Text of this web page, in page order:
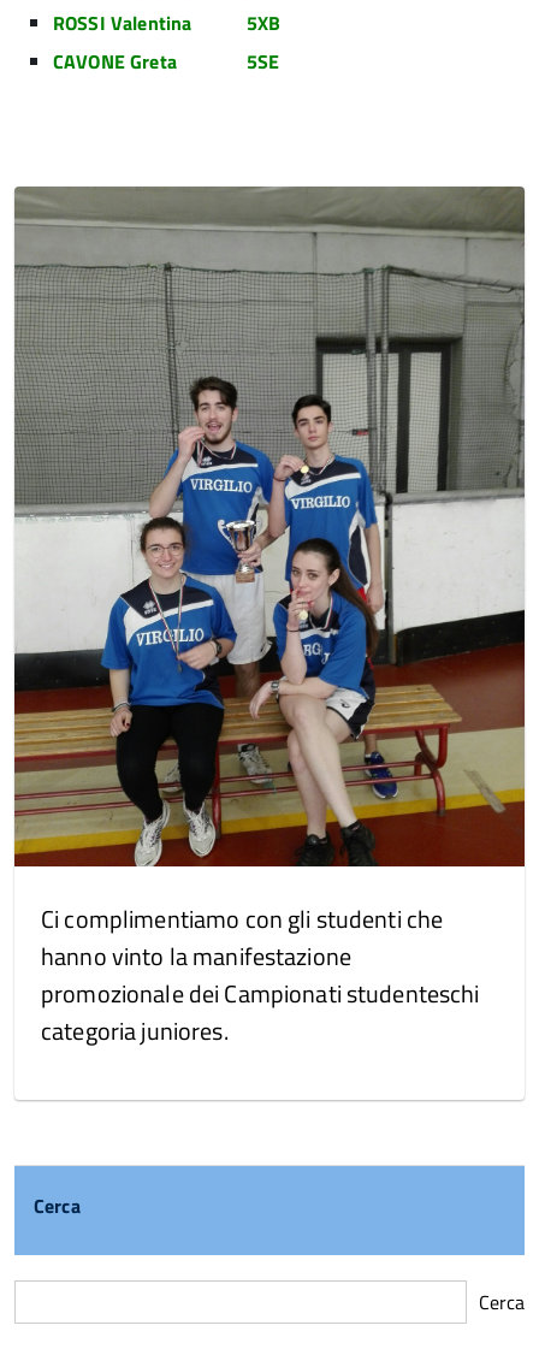
ROSSI Valentina 5XB
CAVONE Greta 5SE
Ci complimentiamo con gli studenti che
hanno vinto la manifestazione
promozionale dei Campionati studenteschi
categoria juniores.
Cerca
Cerca